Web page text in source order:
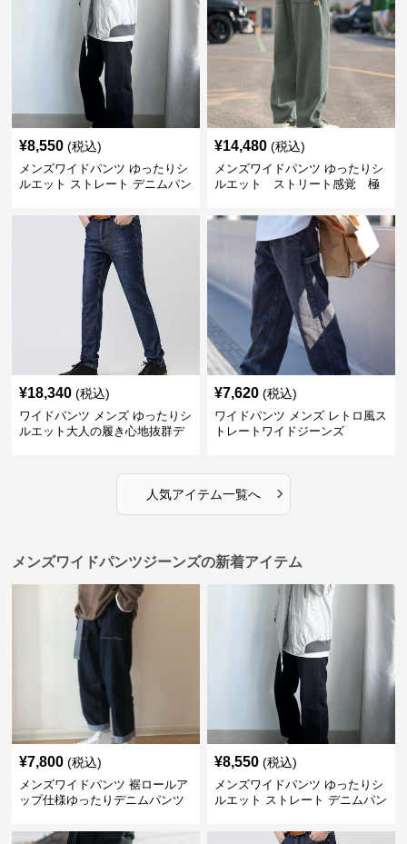
¥8,550 (税込)
メンズワイドパンツ ゆったりシ
ルエット ストレート デニムパン
¥14,480 (税込)
メンズワイドパンツ ゆったりシ
ルエット ストリート感覚 極
¥18,340 (税込)
ワイドパンツ メンズ ゆったりシ
ルエット大人の履き心地抜群デ
¥7,620 (税込)
ワイドパンツ メンズ レトロ風ス
トレートワイドジーンズ
人気アイテム一覧へ ›
メンズワイドパンツジーンズの新着アイテム
¥7,800 (税込)
メンズワイドパンツ 裾ロールア
ップ仕様ゆったりデニムパンツ
¥8,550 (税込)
メンズワイドパンツ ゆったりシ
ルエット ストレート デニムパン